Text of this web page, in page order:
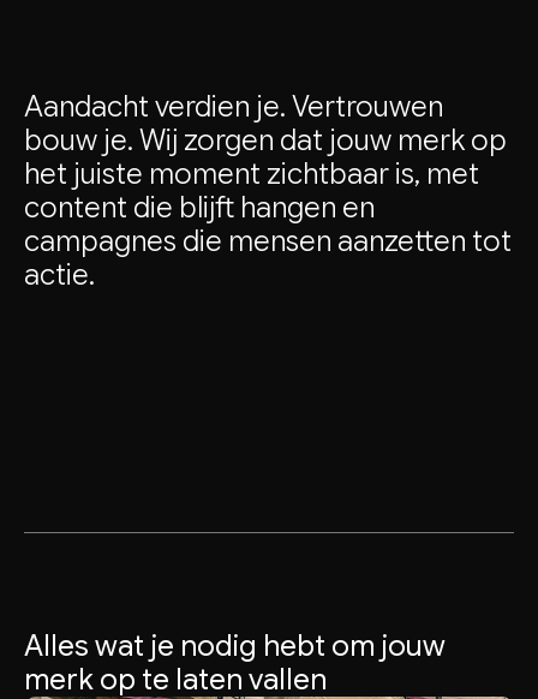
Aandacht verdien je. Vertrouwen
bouw je. Wij zorgen dat jouw merk op
het juiste moment zichtbaar is, met
content die blijft hangen en
campagnes die mensen aanzetten tot
actie.
Alles wat je nodig hebt om jouw
merk op te laten vallen